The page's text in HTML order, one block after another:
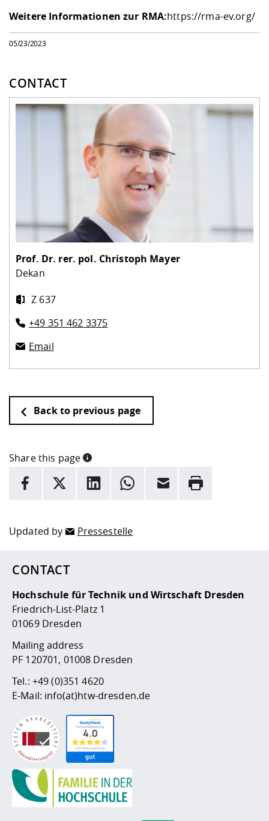
Weitere Informationen zur RMA:https://rma-ev.org/
05/23/2023
CONTACT
Prof. Dr. rer. pol. Christoph Mayer
Dekan
Z 637
+49 351 462 3375
Email
Back to previous page
Share this page
INFORMATION
facebook
X LinkedInwhatsappEmail Rrint
Updated by Pressestelle
CONTACT
Hochschule für Technik und Wirtschaft Dresden
Friedrich-List-Platz 1
01069 Dresden
Mailing address
PF 120701, 01008 Dresden
Tel.: +49 (0)351 4620
E-Mail: info(at)htw-dresden.de